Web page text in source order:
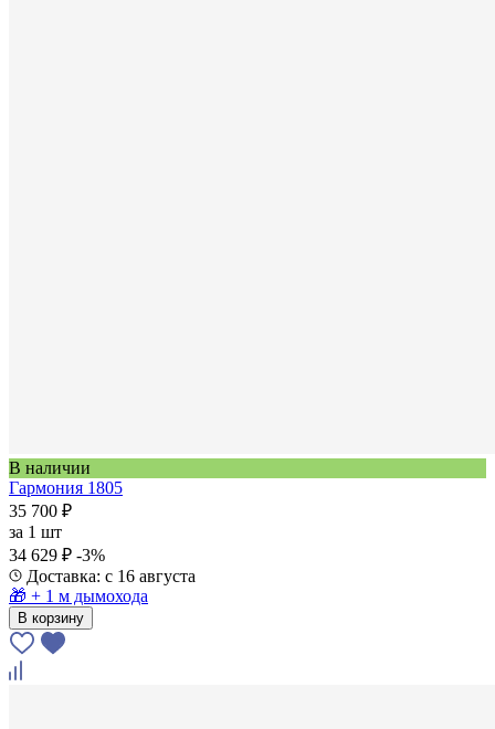
В наличии
Гармония 1805
35 700 ₽
за 1 шт
34 629 ₽ -3%
Доставка: с 16 августа
🎁 + 1 м дымохода
В корзину